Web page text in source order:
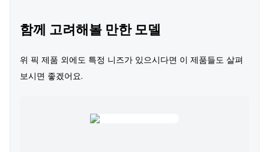
함께 고려해볼 만한 모델
위 픽 제품 외에도 특정 니즈가 있으시다면 이 제품들도 살펴
보시면 좋겠어요.